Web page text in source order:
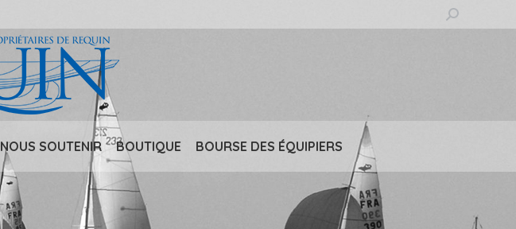
Recherche
:
NOUS SOUTENIR BOUTIQUE BOURSE DES ÉQUIPIERS